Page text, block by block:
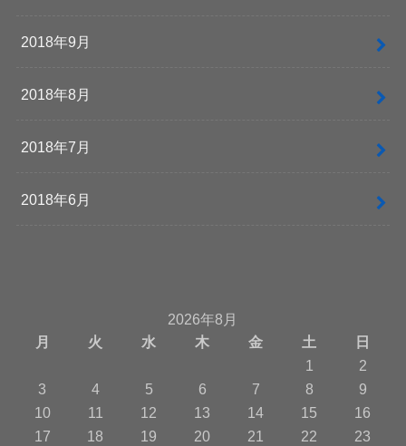
2018年9月
2018年8月
2018年7月
2018年6月
2026年8月
月
火 水 木 金 土
日
1
2
3
4 5 6 7 8
9
10
11 12 13 14 15
16
17
18 19 20 21 22 23